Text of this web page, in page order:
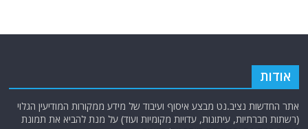
אודות
אתר החדשות נציב.נט מבצע איסוף ועיבוד של מידע ממקורות המודיעין הגלוי
(רשתות חברתיות, עיתונות, עדויות מקומיות ועוד) על מנת להביא את תמונת